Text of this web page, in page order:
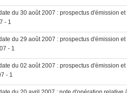
du 30 août 2007 : prospectus d'émission
- 1
du 29 août 2007 : prospectus d'émission
- 1
du 02 août 2007 : prospectus d'émission
- 1